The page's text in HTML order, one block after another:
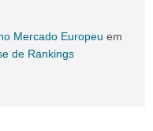
Mercado Europeu em
de Rankings